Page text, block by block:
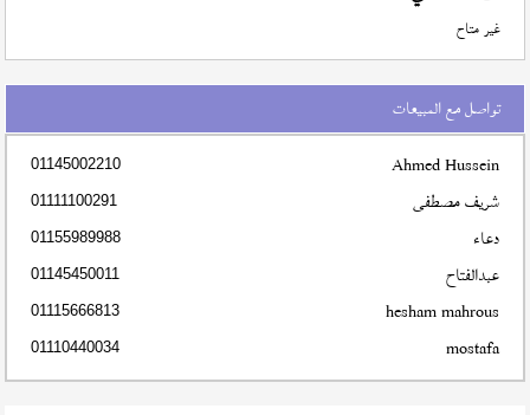
غير متاح
تواصل مع المبيعات
Ahmed Hussein
01145002210
شريف مصطفى 01111100291
دعاء 01155989988
عبدالفتاح 01145450011
hesham mahrous
01115666813
mostafa
01110440034